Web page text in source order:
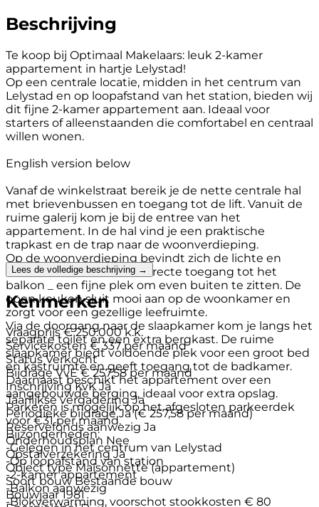
Beschrijving
Te koop bij Optimaal Makelaars: leuk 2-kamer
appartement in hartje Lelystad!
Op een centrale locatie, midden in het centrum van
Lelystad en op loopafstand van het station, bieden wij
dit fijne 2-kamer appartement aan. Ideaal voor
starters of alleenstaanden die comfortabel en centraal
willen wonen.
English version below
Vanaf de winkelstraat bereik je de nette centrale hal
met brievenbussen en toegang tot de lift. Vanuit de
ruime galerij kom je bij de entree van het
appartement. In de hal vind je een praktische
trapkast en de trap naar de woonverdieping.
Op de woonverdieping bevindt zich de lichte en
ruime woonkamer met directe toegang tot het
balkon _ een fijne plek om even buiten te zitten. De
open keuken sluit mooi aan op de woonkamer en
zorgt voor een gezellige leefruimte.
Via de doorgang naar de slaapkamer kom je langs het
separate toilet en een extra bergkast. De ruime
slaapkamer biedt voldoende plek voor een groot bed
en kastruimte en geeft toegang tot de badkamer.
Daarnaast beschikt het appartement over een
aangebouwde berging, ideaal voor extra opslag.
Parkeren is mogelijk op het afgesloten parkeerdek
voor €31 per maand.
Bijzonderheden:
-Gelegen in het centrum van Lelystad
-Op loopafstand van station
-2-kamer appartement
-Balkon aanwezig
-Blokverwarming, voorschot stookkosten € 80
Lees de volledige beschrijving →
Kenmerken
Vraagprijs € 250.000 k.k.
Servicekosten € 337 per maand
Status Verkocht
Bijdrage VvE € 257,58 per maand
Inschrijving KvK Ja
Jaarlijkse vergadering Ja
Periodieke bijdrage Ja (€ 257,58 per maand)
Reservefonds aanwezig Ja
Onderhoudsplan Nee
Opstalverzekering Ja
Object type Maisonnette (appartement)
Soort bouw Bestaande bouw
Bouwjaar 1981